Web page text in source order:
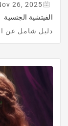
26, 2025
الفيتشية الجنسية
دليل شامل عن